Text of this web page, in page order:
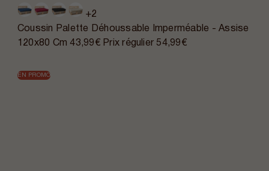
+2
Coussin Palette Déhoussable Imperméable - Assise
120x80 Cm43,99€ Prix régulier 54,99€
EN PROMO